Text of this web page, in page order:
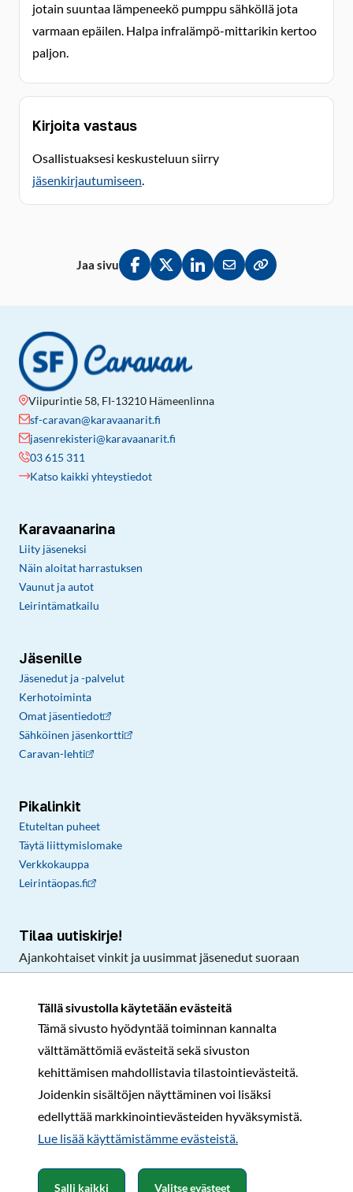
Tällä sivustolla käytetään evästeitä
Tämä sivusto hyödyntää toiminnan kannalta
välttämättömiä evästeitä sekä sivuston
kehittämisen mahdollistavia tilastointievästeitä.
Joidenkin sisältöjen näyttäminen voi lisäksi
edellyttää markkinointievästeiden hyväksymistä.
Lue lisää käyttämistämme evästeistä.​​​​​​
Salli kaikki Valitse evästeet
jotain suuntaa lämpeneekö pumppu sähköllä jota
varmaan epäilen. Halpa infralämpö-mittarikin kertoo
paljon.
Kirjoita vastaus
Osallistuaksesi keskusteluun siirry
jäsenkirjautumiseen.
Jaa sivu
Jaa Facebookissa
Jaa Twitterissä
Jaa LinkedInissä
Jaa sähköpostitse
Kopioi linkki
Viipurintie 58, FI-13210 Hämeenlinna
sf-caravan@karavaanarit.fi
jasenrekisteri@karavaanarit.fi
03 615 311
Katso kaikki yhteystiedot
Karavaanarina
Liity jäseneksi
Näin aloitat harrastuksen
Vaunut ja autot
Leirintämatkailu
Jäsenille
Jäsenedut ja -palvelut
Kerhotoiminta
Omat jäsentiedot
Sähköinen jäsenkortti
Caravan-lehti
Pikalinkit
Etuteltan puheet
Täytä liittymislomake
Verkkokauppa
Leirintäopas.fi
Tilaa uutiskirje!
Ajankohtaiset vinkit ja uusimmat jäsenedut suoraan
Rekisteri- ja tietosuojaselosteSopimusehdot